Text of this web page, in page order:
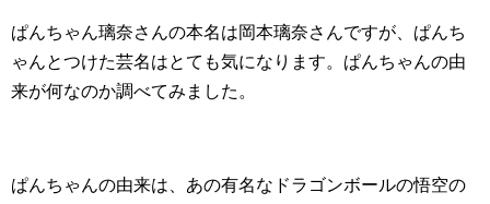
ぱんちゃん璃奈さんの本名は岡本璃奈さんですが、ぱんち
ゃんとつけた芸名はとても気になります。ぱんちゃんの由
来が何なのか調べてみました。
ぱんちゃんの由来は、あの有名なドラゴンボールの悟空の